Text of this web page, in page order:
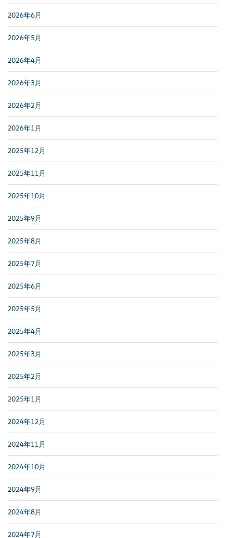
2026年6月
2026年5月
2026年4月
2026年3月
2026年2月
2026年1月
2025年12月
2025年11月
2025年10月
2025年9月
2025年8月
2025年7月
2025年6月
2025年5月
2025年4月
2025年3月
2025年2月
2025年1月
2024年12月
2024年11月
2024年10月
2024年9月
2024年8月
2024年7月